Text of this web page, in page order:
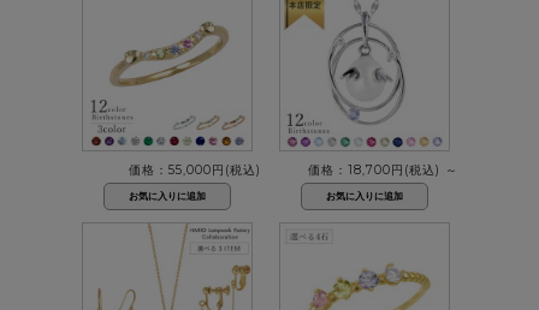
価格：55,000円(税込) 価格：18,700円(税込) ～